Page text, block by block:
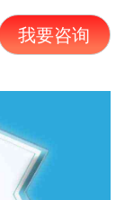
我要咨询